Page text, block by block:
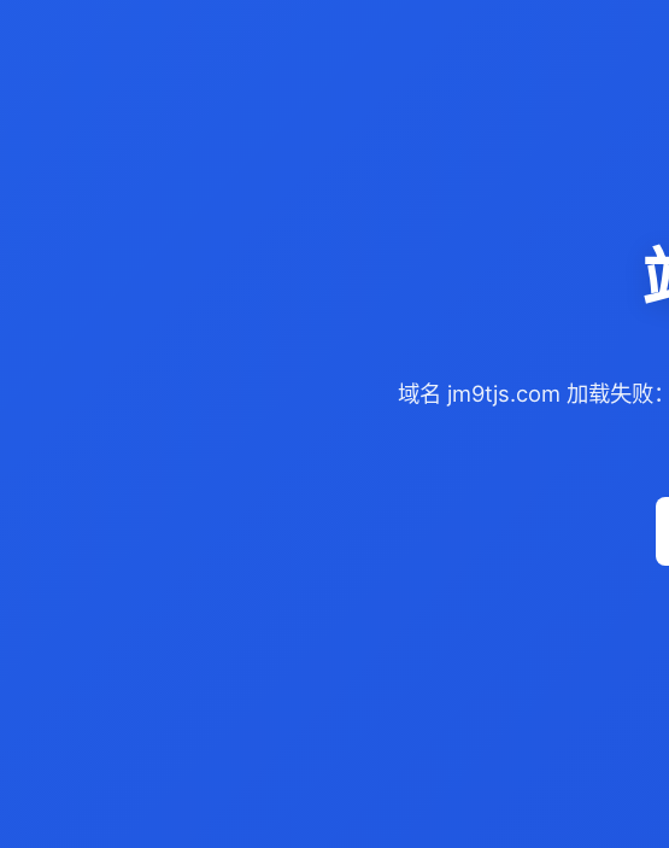
域名 jm9tjs.com 加载失败